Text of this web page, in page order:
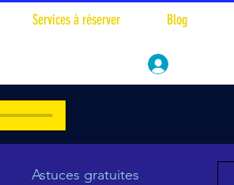
Services à réserver Blog
Astuces gratuites